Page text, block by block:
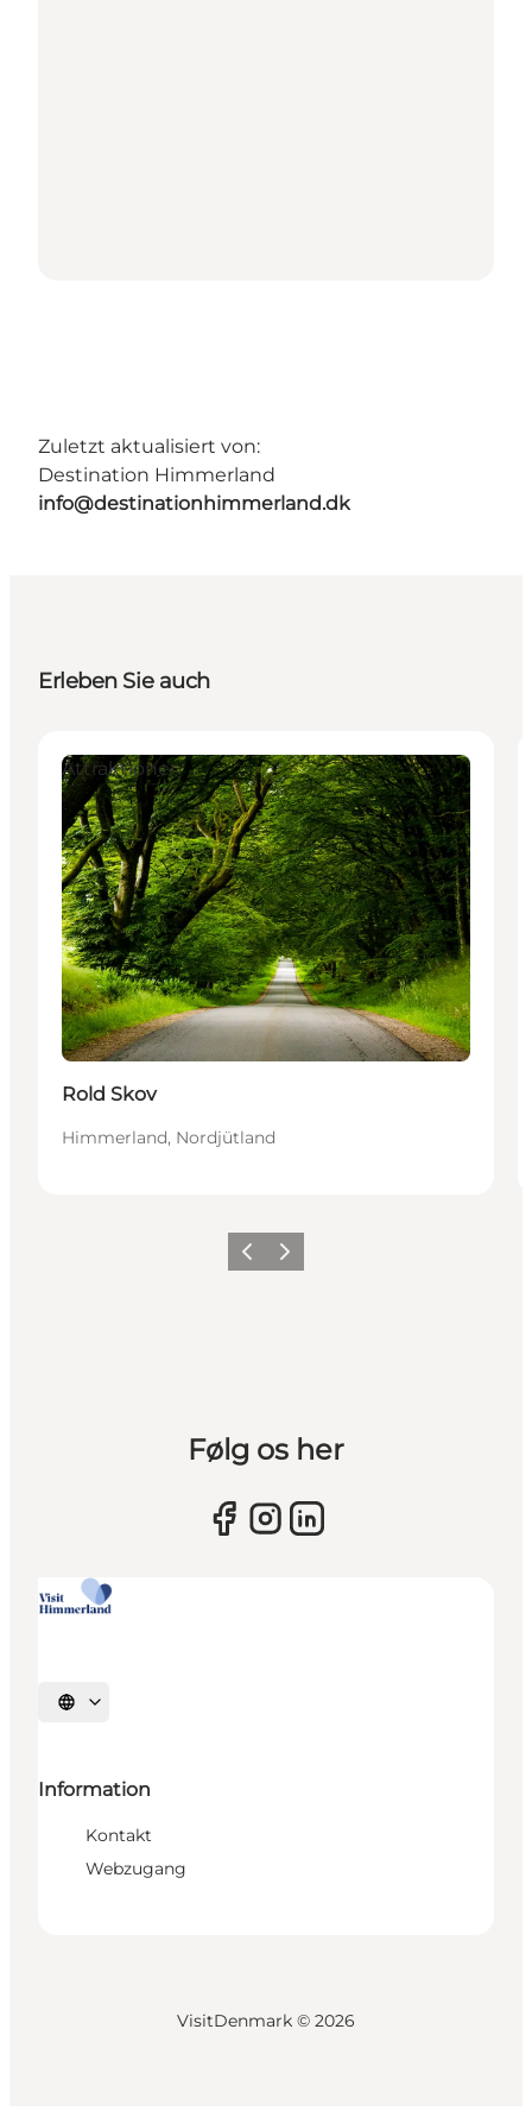
Zuletzt aktualisiert von:
Destination Himmerland
info@destinationhimmerland.dk
Erleben Sie auch
Attraktionen
Rold Skov
Himmerland, Nordjütland
Vorherige Folie
Nächste Folie
Følg os her
Sprache auswählen
Information
Kontakt
Webzugang
VisitDenmark © 2026